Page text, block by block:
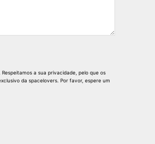
a sua privacidade, pelo que os
da spacelovers. Por favor, espere um